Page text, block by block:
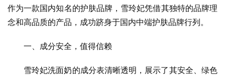
作为一款国内知名的护肤品牌，雪玲妃凭借其独特的品牌理
念和高品质的产品，成功跻身于国内中端护肤品牌行列。
一、成分安全，值得信赖
雪玲妃洗面奶的成分表清晰透明，展示了其安全、绿色